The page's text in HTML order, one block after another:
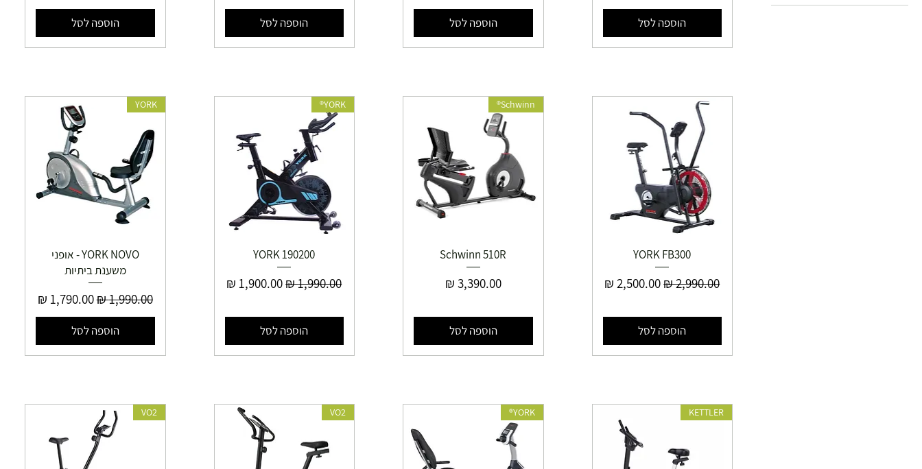
הרכבה בבית הלקוח
הוספה לסל הוספה לסל הוספה לסל הוספה לסל
YORK FB300
מחיר רגיל‏2,990.00 ‏₪ מחיר מבצע
הוספה לסל
Schwinn®
Schwinn 510R
מחיר‏3,390.00 ‏₪
הוספה לסל
YORK®
YORK 190200
מחיר רגיל‏1,990.00 ‏₪ מחיר מבצע
הוספה לסל
YORK
YORK NOVO - אופני
משענת ביתיות
מחיר רגיל‏1,990.00 ‏₪ מחיר מבצע‏1,790.00 ‏₪
הוספה לסל
KETTLER
YORK®
VO2
VO2